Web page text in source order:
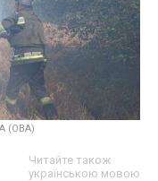
(ОВА)
Читайте також
українською мовою